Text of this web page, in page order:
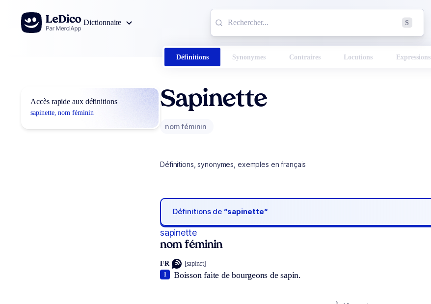
Aller au contenu
Dictionnaire
S
Définitions Synonymes Contraires Locutions Expressions
Accès rapide aux définitions
sapinette, nom féminin
Sapinette
nom féminin
Définitions, synonymes, exemples en français
Définitions de “sapinette“
sapinette
nom féminin
FR [sapinɛt]
Boisson faite de bourgeons de sapin.
1